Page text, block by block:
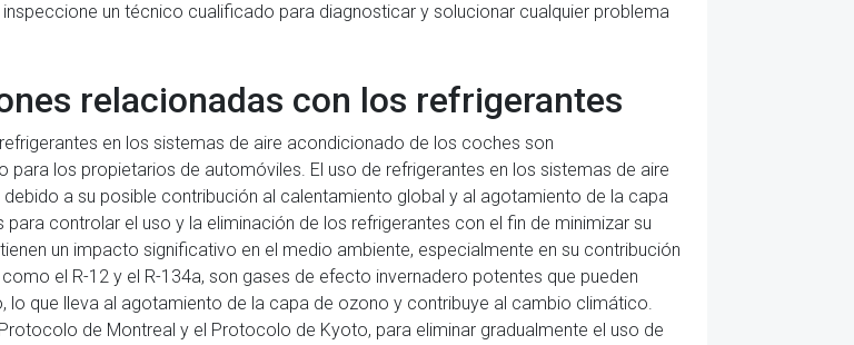
un técnico cualificado para diagnosticar y solucionar cualquier problema
relacionadas con los refrigerantes
en los sistemas de aire acondicionado de los coches son
los propietarios de automóviles. El uso de refrigerantes en los sistemas de aire
a su posible contribución al calentamiento global y al agotamiento de la capa
controlar el uso y la eliminación de los refrigerantes con el fin de minimizar su
un impacto significativo en el medio ambiente, especialmente en su contribución
el R-12 y el R-134a, son gases de efecto invernadero potentes que pueden
que lleva al agotamiento de la capa de ozono y contribuye al cambio climático.
de Montreal y el Protocolo de Kyoto, para eliminar gradualmente el uso de